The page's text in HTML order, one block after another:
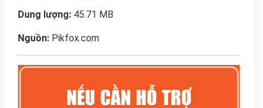
Dung lượng: 45.71 MB
Nguồn: Pikfox.com